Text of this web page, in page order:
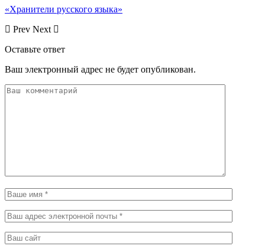
«Хранители русского языка»
Prev Next
Оставьте ответ
Ваш электронный адрес не будет опубликован.